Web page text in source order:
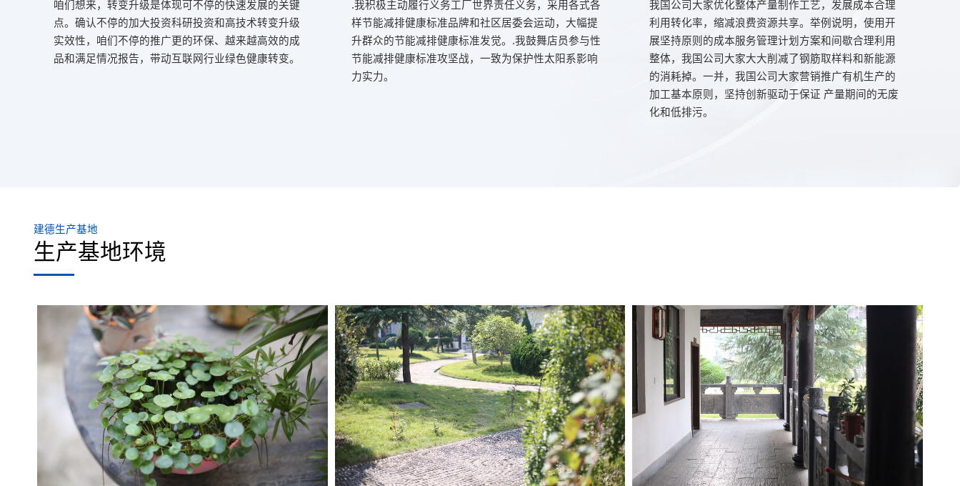
咱们想来，转变升级是体现可不停的快速发展的关键
点。确认不停的加大投资科研投资和高技术转变升级
实效性，咱们不停的推广更的环保、越来越高效的成
品和满足情况报告，带动互联网行业绿色健康转变。
.我积极主动履行义务工厂世界责任义务，采用各式各
样节能减排健康标准品牌和社区居委会运动，大幅提
升群众的节能减排健康标准发觉。.我鼓舞店员参与性
节能减排健康标准攻坚战，一致为保护性太阳系影响
力实力。
我国公司大家优化整体产量制作工艺，发展成本合理
利用转化率，缩减浪费资源共享。举例说明，使用开
展坚持原则的成本服务管理计划方案和间歇合理利用
整体，我国公司大家大大削减了钢筋取样料和新能源
的消耗掉。一并，我国公司大家营销推广有机生产的
加工基本原则，坚持创新驱动于保证 产量期间的无废
化和低排污。
建德生产基地
生产基地环境